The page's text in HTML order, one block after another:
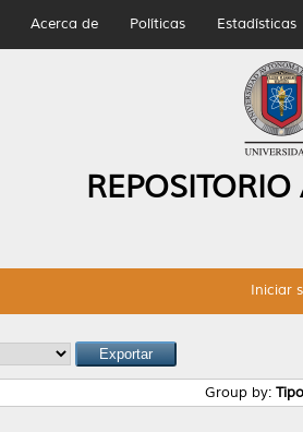
Acerca de Políticas Estadísticas
Iniciar
Group by: